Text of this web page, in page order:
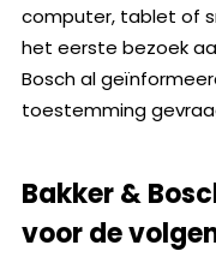
computer, tablet of
het eerste bezoek
Bosch al
toestemming
Bakker &
voor de